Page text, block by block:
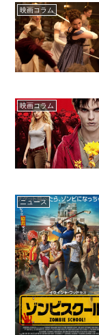
映画コラム
映画コラム
ニュース